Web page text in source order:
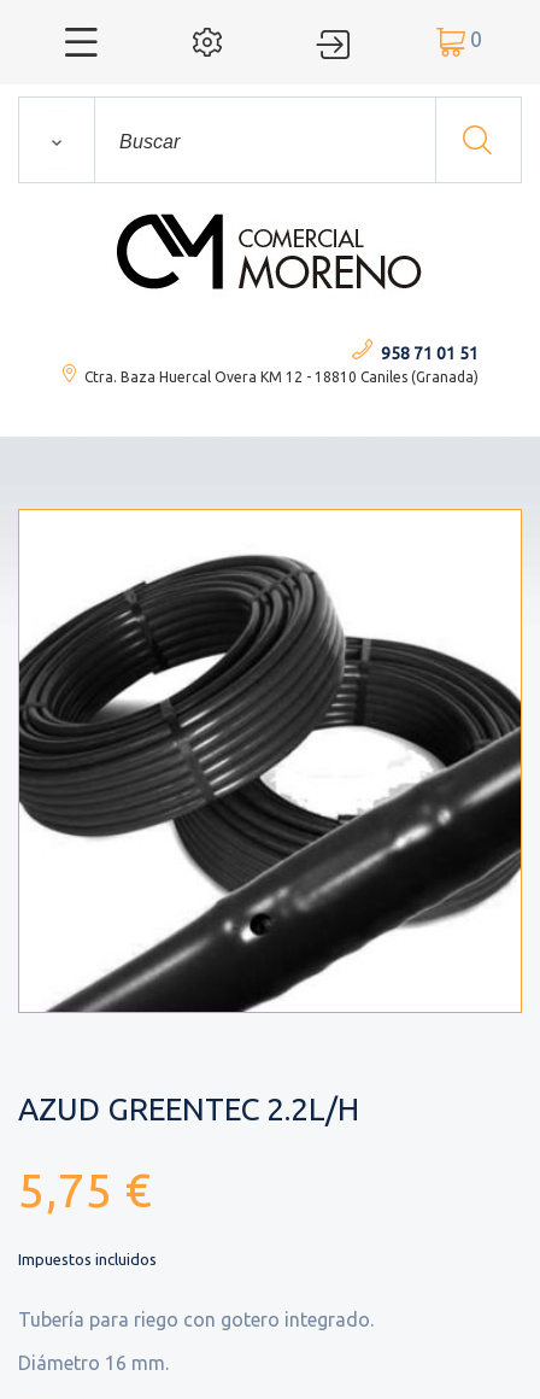
    0
958 71 01 51
Ctra. Baza Huercal Overa KM 12 - 18810 Caniles (Granada)
AZUD GREENTEC 2.2L/H
5,75 €
Impuestos incluidos
Tubería para riego con gotero integrado.
Diámetro 16 mm.